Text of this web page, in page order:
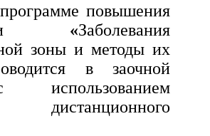
информации
библиотечное
в технических
и зоотехника
повышения
«Заболевания
зоны и методы их
в заочной
дистанционного